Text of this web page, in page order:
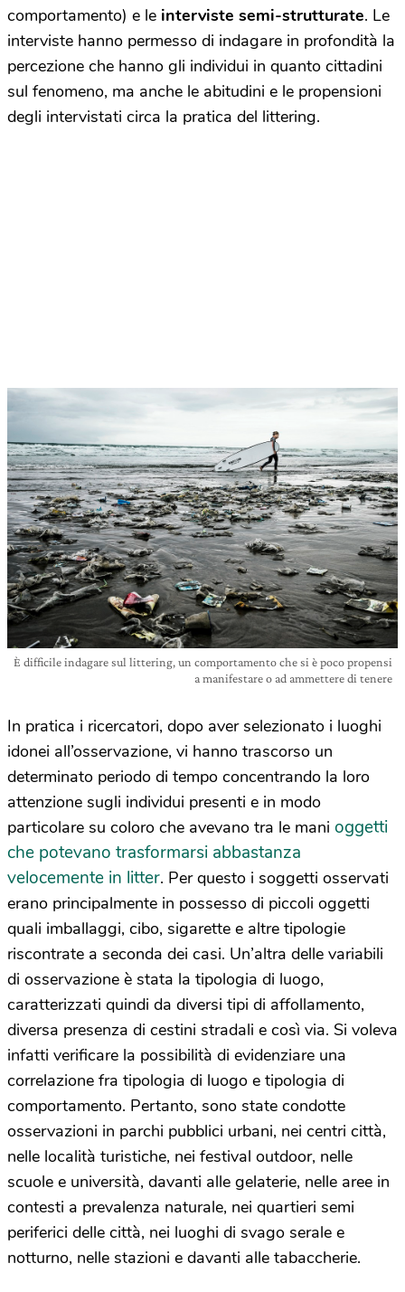
comportamento) e le interviste semi-strutturate. Le
interviste hanno permesso di indagare in profondità la
percezione che hanno gli individui in quanto cittadini
sul fenomeno, ma anche le abitudini e le propensioni
degli intervistati circa la pratica del littering.
È difficile indagare sul littering, un comportamento che si è poco propensi
a manifestare o ad ammettere di tenere
In pratica i ricercatori, dopo aver selezionato i luoghi
idonei all’osservazione, vi hanno trascorso un
determinato periodo di tempo concentrando la loro
attenzione sugli individui presenti e in modo
particolare su coloro che avevano tra le mani oggetti
che potevano trasformarsi abbastanza
velocemente in litter. Per questo i soggetti osservati
erano principalmente in possesso di piccoli oggetti
quali imballaggi, cibo, sigarette e altre tipologie
riscontrate a seconda dei casi. Un’altra delle variabili
di osservazione è stata la tipologia di luogo,
caratterizzati quindi da diversi tipi di affollamento,
diversa presenza di cestini stradali e così via. Si voleva
infatti verificare la possibilità di evidenziare una
correlazione fra tipologia di luogo e tipologia di
comportamento. Pertanto, sono state condotte
osservazioni in parchi pubblici urbani, nei centri città,
nelle località turistiche, nei festival outdoor, nelle
scuole e università, davanti alle gelaterie, nelle aree in
contesti a prevalenza naturale, nei quartieri semi
periferici delle città, nei luoghi di svago serale e
notturno, nelle stazioni e davanti alle tabaccherie.